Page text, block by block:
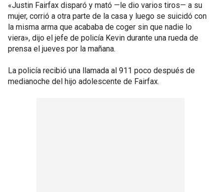
«Justin Fairfax disparó y mató —le dio varios tiros— a su
mujer, corrió a otra parte de la casa y luego se suicidó con
la misma arma que acababa de coger sin que nadie lo
viera», dijo el jefe de policía Kevin durante una rueda de
prensa el jueves por la mañana.
La policía recibió una llamada al 911 poco después de
medianoche del hijo adolescente de Fairfax.